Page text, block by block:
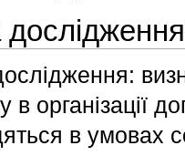
в організації
в умовах